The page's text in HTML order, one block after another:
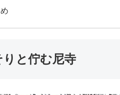
と佇む尼寺